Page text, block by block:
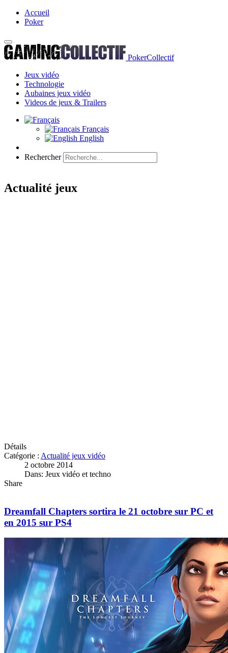
Accueil
Poker
PokerCollectif
Jeux vidéo
Technologie
Aubaines jeux vidéo
Videos de jeux & Trailers
Français
English
Rechercher
Actualité jeux
Détails
Catégorie : Actualité jeux vidéo
2 octobre 2014
Dans: Jeux vidéo et techno
Share
Dreamfall Chapters sortira le 21 octobre sur PC et
en 2015 sur PS4